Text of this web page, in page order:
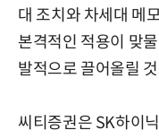
대 조치와 차세대 메
본격적인 적용이 맞
발적으로 끌어올릴
씨티증권은 SK하이